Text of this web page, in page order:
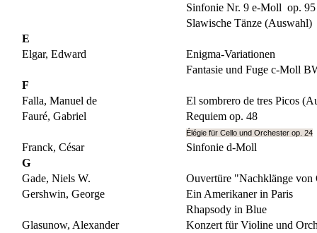
Sinfonie Nr. 9 e-Moll op.
Slawische Tänze (Auswahl)
E
Elgar, Edward
Enigma-Variationen
Fantasie und Fuge c-Moll
F
Falla, Manuel de
El sombrero de tres Picos
Fauré, Gabriel
Requiem op. 48
Élégie für Cello und Orchester op. 24
Franck, César
Sinfonie d-Moll
G
Gade, Niels W.
Ouvertüre "Nachklänge von
Gershwin, George
Ein Amerikaner in Paris
Rhapsody in Blue
Glasunow, Alexander
Konzert für Violine und